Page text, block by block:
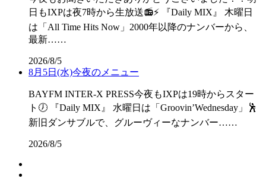
日もIXPは夜7時から生放送📻⚡ 『Daily MIX』 木曜日
は「All Time Hits Now」2000年以降のナンバーから、
最新……
2026/8/5
8月5日(水)今夜のメニュー
BAYFM INTER-X PRESS今夜もIXPは19時からスター
ト🕖 『Daily MIX』 水曜日は「Groovin’Wednesday」🕺
新旧ダンサブルで、グルーヴィーなナンバー……
2026/8/5